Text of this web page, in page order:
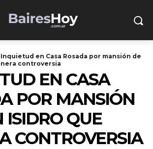
Inquietud en Casa Rosada por mansión de
controversia
EN CASA
POR MANSIÓN
ISIDRO QUE
CONTROVERSIA